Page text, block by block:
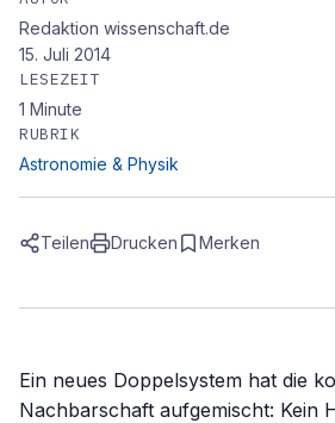
Redaktion wissenschaft.de
15. Juli 2014
LESEZEIT
1 Minute
RUBRIK
Astronomie & Physik
Teilen Drucken Merken
Ein neues Doppelsystem hat die
Nachbarschaft aufgemischt: Kein